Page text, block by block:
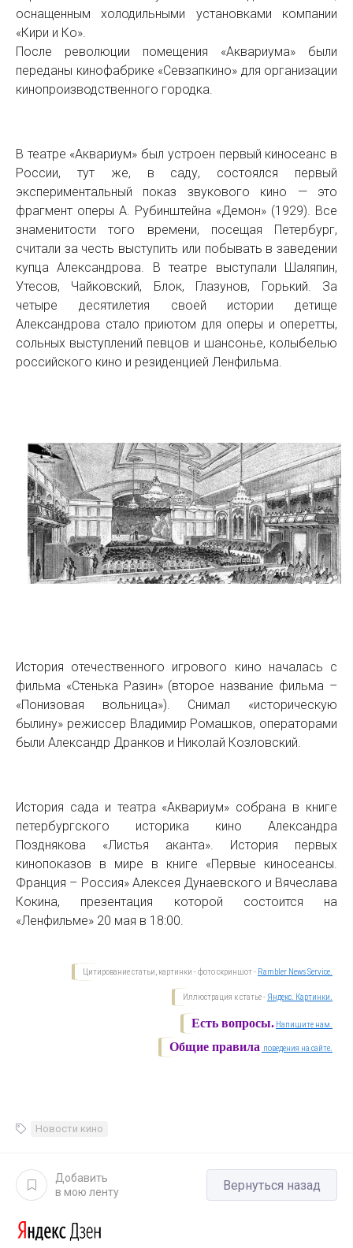
оснащенным холодильными установками компании
«Кири и Ко».
После революции помещения «Аквариума» были
переданы кинофабрике «Севзапкино» для организации
кинопроизводственного городка.
В театре «Аквариум» был устроен первый киносеанс в
России, тут же, в саду, состоялся первый
экспериментальный показ звукового кино — это
фрагмент оперы А. Рубинштейна «Демон» (1929). Все
знаменитости того времени, посещая Петербург,
считали за честь выступить или побывать в заведении
купца Александрова. В театре выступали Шаляпин,
Утесов, Чайковский, Блок, Глазунов, Горький. За
четыре десятилетия своей истории детище
Александрова стало приютом для оперы и оперетты,
сольных выступлений певцов и шансонье, колыбелью
российского кино и резиденцией Ленфильма.
История отечественного игрового кино началась с
фильма «Стенька Разин» (второе название фильма –
«Понизовая вольница»). Снимал «историческую
былину» режиссер Владимир Ромашков, операторами
были Александр Дранков и Николай Козловский.
История сада и театра «Аквариум» собрана в книге
петербургского историка кино Александра
Позднякова «Листья аканта». История первых
кинопоказов в мире в книге «Первые киносеансы.
Франция – Россия» Алексея Дунаевского и Вячеслава
Кокина, презентация которой состоится на
«Ленфильме» 20 мая в 18:00.
Цитирование статьи, картинки - фото скриншот - Rambler News Service.
Иллюстрация к статье - Яндекс. Картинки.
Есть вопросы. Напишите нам.
Общие правила поведения на сайте.
Новости кино
Добавить
в мою ленту
Вернуться назад